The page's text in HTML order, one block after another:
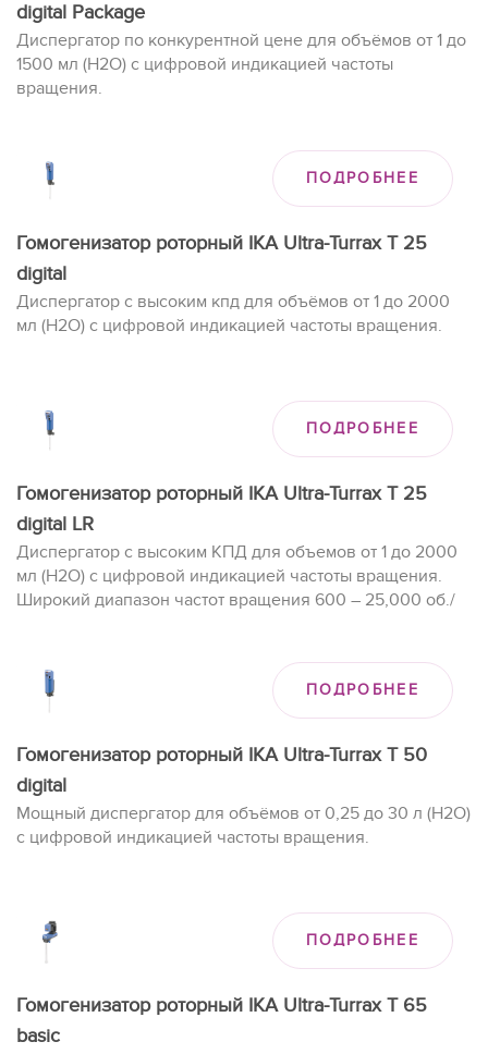
digital Package
Диспергатор по конкурентной цене для объёмов от 1 до
1500 мл (H2O) с цифровой индикацией частоты
вращения.
ПОДРОБНЕЕ
Гомогенизатор роторный IKA Ultra-Turrax T 25
digital
Диспергатор с высоким кпд для объёмов от 1 до 2000
мл (H2O) с цифровой индикацией частоты вращения.
ПОДРОБНЕЕ
Гомогенизатор роторный IKA Ultra-Turrax T 25
digital LR
Диспергатор с высоким КПД для объемов от 1 до 2000
мл (H2O) с цифровой индикацией частоты вращения.
Широкий диапазон частот вращения 600 – 25,000 об./
ПОДРОБНЕЕ
Гомогенизатор роторный IKA Ultra-Turrax T 50
digital
Мощный диспергатор для объёмов от 0,25 до 30 л (H2O)
с цифровой индикацией частоты вращения.
ПОДРОБНЕЕ
Гомогенизатор роторный IKA Ultra-Turrax T 65
basic